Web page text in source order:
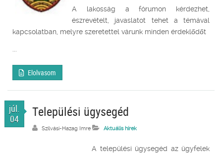
A lakosság a fórumon kérdezhet,
észrevételt, javaslatot tehet a témával
kapcsolatban, melyre szeretettel várunk minden érdeklődőt
Elolvasom
júl.
04
Települési ügysegéd
Szilvási-Hazag Imre Aktuális hírek
A települési ügysegéd az ügyfelek